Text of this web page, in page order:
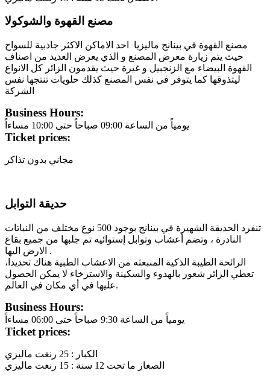
مصنع القهوة والشوكولا
مصنع القهوة في بينانج ماليزيا احد الاماكن الاكثر جاذبية للسواح
حيث يتم زيارة معرض المصنع و الذي يعرض العديد من اصناف
القهوة البيضاء مع الزنجبيل و غيرة حيث يقدمون الزائر كل الانواع
ليتذوقها كما يتوفر في نفس المصنع كذلك حلويات تنتجها نفس
الشركة
Business Hours:
يومياً من الساعة 09:00 صباحاً حتى 10:00 مساءاً
Ticket prices:
حديقة التوابل
تنفرد الحديقة الشهيرة في بينانج بوجود 500 نوع مختلف من النباتات
النادرة ، وتضم أعشاب وتوابل إستوائيه تم جلبها من جميع بقاع
الارض اليها .
الرائحة الطيبة الذكية المنبعثه من الاعشاب الطبية هناك تحديدا،
تعطي الزائر شعور بالهدوء والسكينة والاسترخاء لا يمكن الحصول
عليها في أي مكان في العالم.
Business Hours:
يومياً من الساعة 9:30 صباحاً حتى 06:00 مساءاً
Ticket prices:
الصغار ما تحت 12 سنة : 15 رنغت ماليزي